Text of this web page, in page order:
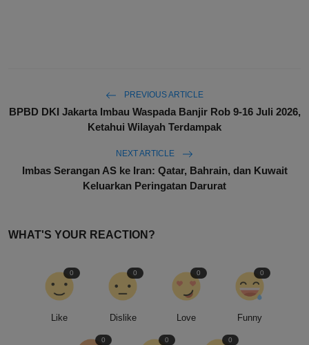
PREVIOUS ARTICLE
BPBD DKI Jakarta Imbau Waspada Banjir Rob 9-16 Juli 2026,
Ketahui Wilayah Terdampak
NEXT ARTICLE
Imbas Serangan AS ke Iran: Qatar, Bahrain, dan Kuwait
Keluarkan Peringatan Darurat
WHAT'S YOUR REACTION?
Like
0
Dislike
0
Love
0
Funny
0
0 0 0